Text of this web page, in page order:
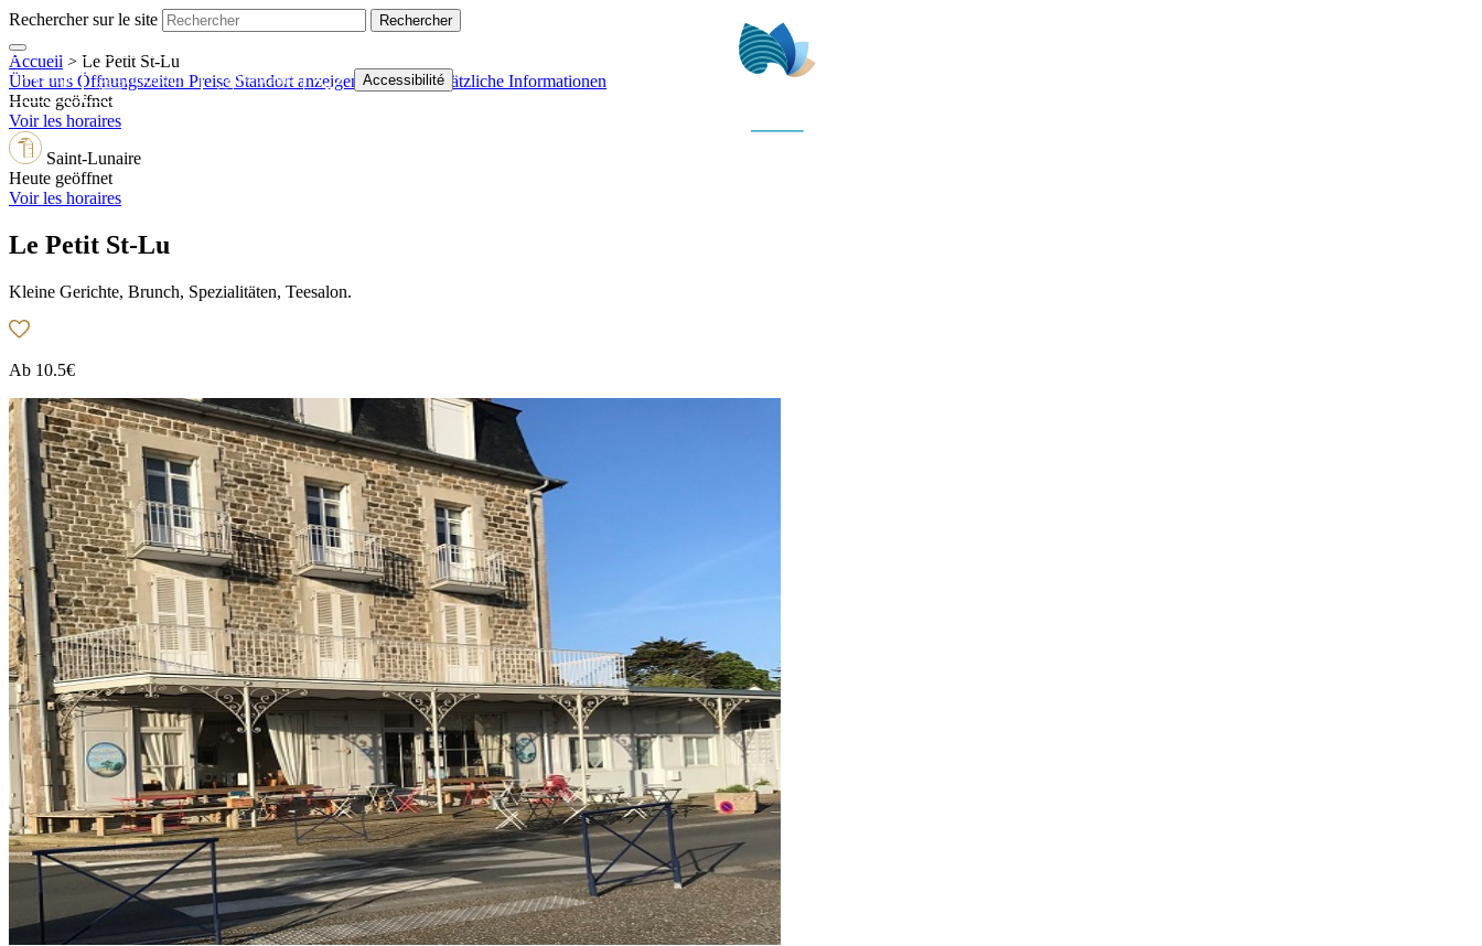
Rechercher sur le site
Shop Ticketshop Webcams Accessibilité
Accueil > Le Petit St-Lu
Über uns Öffnungszeiten Preise Standort anzeigen Kontakt Zusätzliche Informationen
Heute geöffnet
Voir les horaires
Saint-Lunaire
Heute geöffnet
Voir les horaires
Le Petit St-Lu
Kleine Gerichte, Brunch, Spezialitäten, Teesalon.
Ab 10.5€